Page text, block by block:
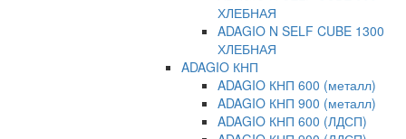
ХЛЕБНАЯ
ADAGIO N SELF CUBE 1300
ХЛЕБНАЯ
ADAGIO КНП
ADAGIO КНП 600 (металл)
ADAGIO КНП 900 (металл)
ADAGIO КНП 600 (ЛДСП)